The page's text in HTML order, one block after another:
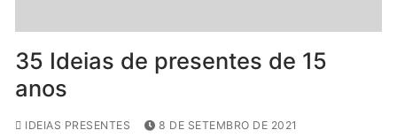
35 Ideias de presentes de 15
anos
IDEIAS PRESENTES
8 DE SETEMBRO DE 2021